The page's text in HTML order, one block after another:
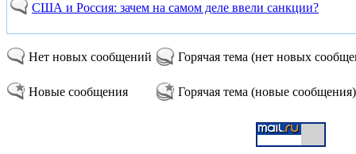
США и Россия: зачем на самом деле ввели санкции?
Нет новых сообщений
Новые сообщения
Горячая тема (нет новых
Горячая тема (новые сообщения)